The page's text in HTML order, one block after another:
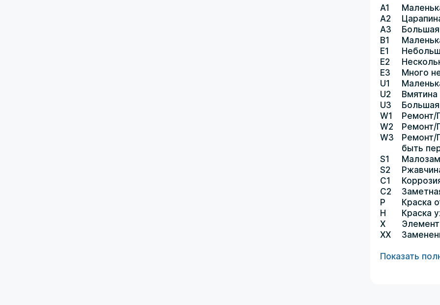
A1
A2
A3
B1
E1
E2
E3
Много
U1
U2
Вмятина
U3
W1
Ремонт/
W2
Ремонт/
W3
Ремонт/
быть
S1
S2
C1
C2
P
Краска
H
Краска
X
XX
Показать